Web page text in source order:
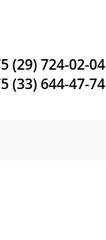
(29) 724-02-04
(33) 644-47-74